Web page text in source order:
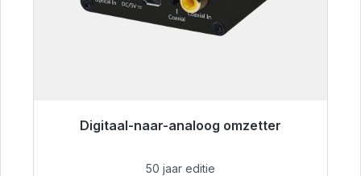
Digitaal-naar-analoog omzetter
Klaar voor onmiddellijke verzending, levertijd
50 jaar editie